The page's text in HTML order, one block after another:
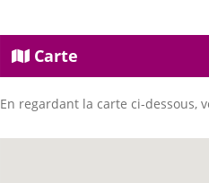
Carte
En regardant la carte ci-dessous,